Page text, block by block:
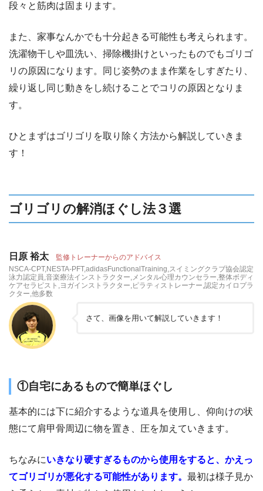
段々と筋肉は固まります。
また、家事なんかでも十分起きる可能性も考えられます。
洗濯物干しや皿洗い、掃除機掛けといったものでもゴリゴ
リの原因になります。同じ姿勢のまま作業をしすぎたり、
繰り返し同じ動きをし続けることでコリの原因となりま
す。
ひとまずはゴリゴリを取り除く方法から解説していきま
す！
ゴリゴリの解消ほぐし法３選
日原 裕太 監修トレーナーからのアドバイス
NSCA-CPT,NESTA-PFT,adidasFunctionalTraining,スイミングクラブ協会認定
泳力認定員,音楽療法インストラクター,メンタル心理カウンセラー,整体ボディ
ケアセラピスト,ヨガインストラクター,ピラティストレーナー,認定カイロプラ
クター,他多数
さて、画像を用いて解説していきます！
①自宅にあるもので簡単ほぐし
基本的には下に紹介するような道具を使用し、仰向けの状
態にて肩甲骨周辺に物を置き、圧を加えていきます。
ちなみにいきなり硬すぎるものから使用をすると、かえっ
てゴリゴリが悪化する可能性があります。 最初は様子見か